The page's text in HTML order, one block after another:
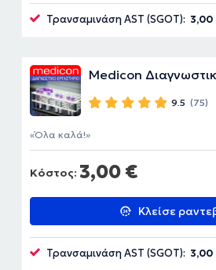
Τρανσαμινάση AST (SGOT): 3,00
Medicon
9.5 (75)
Κόστος: 3,00 €
Κλείσε
Όλα καλά!
Τρανσαμινάση AST (SGOT): 3,00